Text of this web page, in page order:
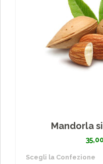
Mandorla
35,00
Scegli la Confezione